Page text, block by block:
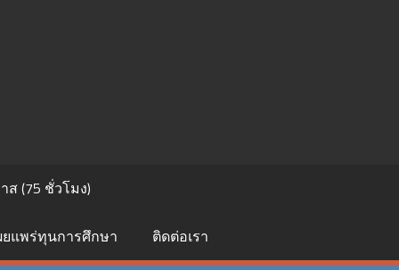
(75 ชั่วโมง)
ยแพร่ทุนการศึกษา ติดต่อเรา